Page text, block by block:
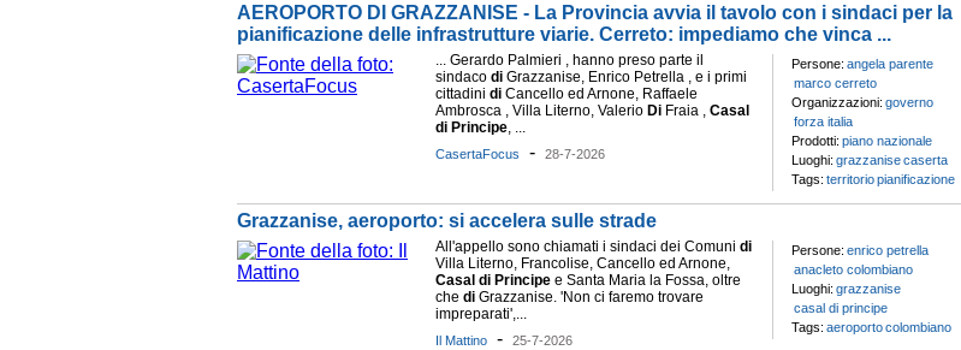
AEROPORTO DI GRAZZANISE - La Provincia avvia il tavolo con i sindaci per la
pianificazione delle infrastrutture viarie. Cerreto: impediamo che vinca ...
... Gerardo Palmieri , hanno preso parte il
sindaco di Grazzanise, Enrico Petrella , e i primi
cittadini di Cancello ed Arnone, Raffaele
Ambrosca , Villa Literno, Valerio Di Fraia , Casal
di Principe, ...
CasertaFocus - 28-7-2026
Persone: angela parente
marco cerreto
Organizzazioni: governo
forza italia
Prodotti: piano nazionale
Luoghi: grazzanisecaserta
Tags: territoriopianificazione
Grazzanise, aeroporto: si accelera sulle strade
All'appello sono chiamati i sindaci dei Comuni di
Villa Literno, Francolise, Cancello ed Arnone,
Casal di Principe e Santa Maria la Fossa, oltre
che di Grazzanise. 'Non ci faremo trovare
impreparati',...
Il Mattino - 25-7-2026
Persone: enrico petrella
anacleto colombiano
Luoghi: grazzanise
casal di principe
Tags: aeroportocolombiano